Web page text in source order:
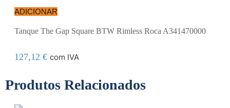
ADICIONAR
Tanque The Gap Square BTW Rimless Roca A341470000
127,12 € com IVA
Produtos Relacionados